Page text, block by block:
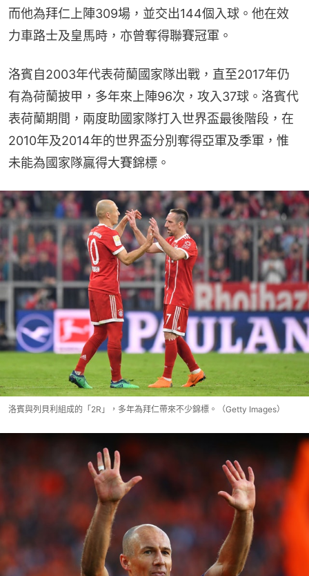
而他為拜仁上陣309場，並交出144個入球。他在效
力車路士及皇馬時，亦曾奪得聯賽冠軍。
洛賓自2003年代表荷蘭國家隊出戰，直至2017年仍
有為荷蘭披甲，多年來上陣96次，攻入37球。洛賓代
表荷蘭期間，兩度助國家隊打入世界盃最後階段，在
2010年及2014年的世界盃分別奪得亞軍及季軍，惟
未能為國家隊贏得大賽錦標。
洛賓與列貝利組成的「2R」，多年為拜仁帶來不少錦標。（Getty Images）